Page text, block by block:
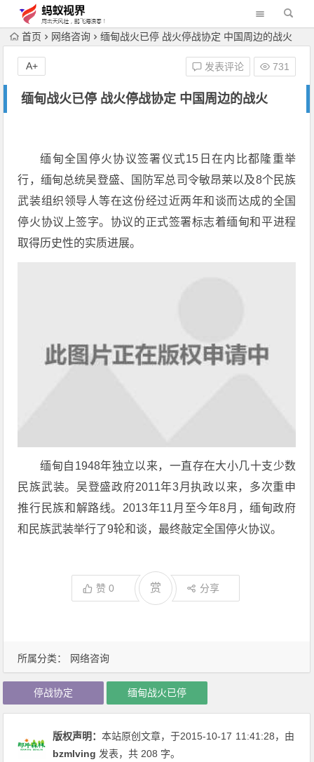
首页 网络咨询 缅甸战火已停 战火停战协定 中国周边的战火
缅甸战火已停 战火停战协定 中国周边的战火
发表评论 731
A+
所属分类： 网络咨询
缅甸全国停火协议签署仪式15日在内比都隆重举
行，缅甸总统吴登盛、国防军总司令敏昂莱以及8个民族
武装组织领导人等在这份经过近两年和谈而达成的全国
停火协议上签字。协议的正式签署标志着缅甸和平进程
取得历史性的实质进展。
缅甸自1948年独立以来，一直存在大小几十支少数
民族武装。吴登盛政府2011年3月执政以来，多次重申
推行民族和解路线。2013年11月至今年8月，缅甸政府
和民族武装举行了9轮和谈，最终敲定全国停火协议。
赞0 赏 分享
停战协定 缅甸战火已停
版权声明：本站原创文章，于2015-10-17 11:41:28，由
bzmlving 发表，共 208 字。